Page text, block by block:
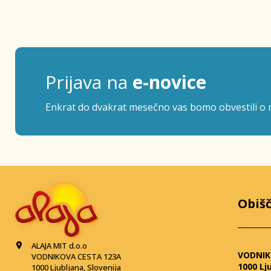
Prijava na e-novice
Enkrat do dvakrat mesečno vas bomo obvestili
ALAJA MIT d.o.o
VODNIKOVA CESTA 123A
1000 Ljubljana, Slovenija
1000